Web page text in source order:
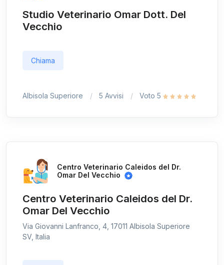
Studio Veterinario Omar Dott. Del
Vecchio
Chiama
Albisola Superiore 5 Avvisi Voto 5
Centro Veterinario Caleidos del Dr.
Omar Del Vecchio
Centro Veterinario Caleidos del Dr.
Omar Del Vecchio
Via Giovanni Lanfranco, 4, 17011 Albisola Superiore
SV, Italia